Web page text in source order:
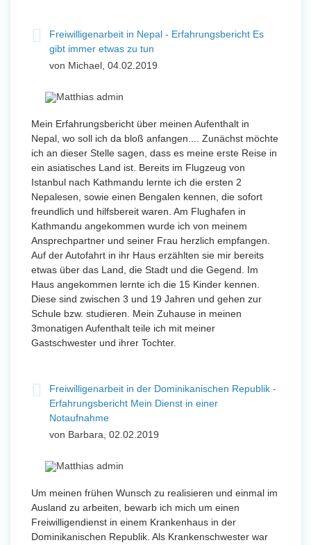
Freiwilligenarbeit in Nepal - Erfahrungsbericht Es
gibt immer etwas zu tun
von Michael, 04.02.2019
Mein Erfahrungsbericht über meinen Aufenthalt in
Nepal, wo soll ich da bloß anfangen.... Zunächst möchte
ich an dieser Stelle sagen, dass es meine erste Reise in
ein asiatisches Land ist. Bereits im Flugzeug von
Istanbul nach Kathmandu lernte ich die ersten 2
Nepalesen, sowie einen Bengalen kennen, die sofort
freundlich und hilfsbereit waren. Am Flughafen in
Kathmandu angekommen wurde ich von meinem
Ansprechpartner und seiner Frau herzlich empfangen.
Auf der Autofahrt in ihr Haus erzählten sie mir bereits
etwas über das Land, die Stadt und die Gegend. Im
Haus angekommen lernte ich die 15 Kinder kennen.
Diese sind zwischen 3 und 19 Jahren und gehen zur
Schule bzw. studieren. Mein Zuhause in meinen
3monatigen Aufenthalt teile ich mit meiner
Gastschwester und ihrer Tochter.
Freiwilligenarbeit in der Dominikanischen Republik -
Erfahrungsbericht Mein Dienst in einer
Notaufnahme
von Barbara, 02.02.2019
Um meinen frühen Wunsch zu realisieren und einmal im
Ausland zu arbeiten, bewarb ich mich um einen
Freiwilligendienst in einem Krankenhaus in der
Dominikanischen Republik. Als Krankenschwester war